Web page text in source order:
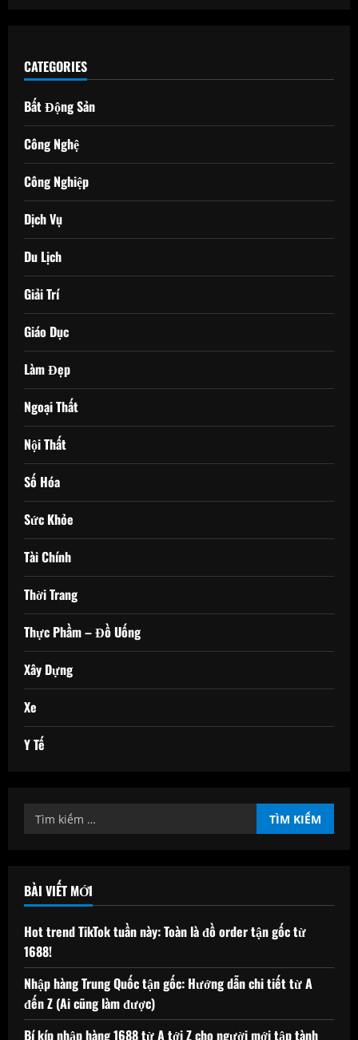
CATEGORIES
Bất Động Sản
Công Nghệ
Công Nghiệp
Dịch Vụ
Du Lịch
Giải Trí
Giáo Dục
Làm Đẹp
Ngoại Thất
Nội Thất
Số Hóa
Sức Khỏe
Tài Chính
Thời Trang
Thực Phầm – Đồ Uống
Xây Dựng
Xe
Y Tế
Tìm
kiếm
BÀI VIẾT MỚI
Hot trend TikTok tuần này: Toàn là đồ order tận gốc từ
1688!
Nhập hàng Trung Quốc tận gốc: Hướng dẫn chi tiết từ A
đến Z (Ai cũng làm được)
Bí kíp nhập hàng 1688 từ A tới Z cho người mới tập tành